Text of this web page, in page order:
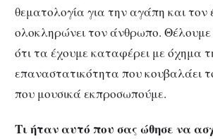
θεματολογία για την αγάπη και
ολοκληρώνει τον άνθρωπο. Θέλουμε
ότι τα έχουμε καταφέρει με όχημα
επαναστατικότητα που κουβαλάει
που μουσικά εκπροσωπούμε.
Τι ήταν αυτό που σας ώθησε να